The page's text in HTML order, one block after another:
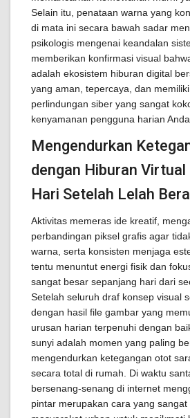
Selain itu, penataan warna yang
di mata ini secara bawah sadar
psikologis mengenai keandalan
memberikan konfirmasi visual
adalah ekosistem hiburan digital
yang aman, tepercaya, dan
perlindungan siber yang sangat
kenyamanan pengguna harian Anda.
Mengendurkan
dengan Hiburan
Hari Setelah Lelah
Aktivitas memeras ide kreatif,
perbandingan piksel grafis agar
warna, serta konsisten menjaga
tentu menuntut energi fisik dan
sangat besar sepanjang hari dari
Setelah seluruh draf konsep visual
dengan hasil file gambar yang
urusan harian terpenuhi dengan
sunyi adalah momen yang paling
mengendurkan ketegangan otot
secara total di rumah. Di waktu
bersenang-senang di internet
pintar merupakan cara yang sangat